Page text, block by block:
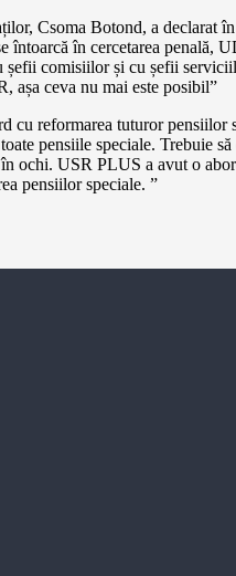
Csoma Botond, a declarat
întoarcă în cercetarea
comisiilor și cu șefii
așa ceva nu mai este posibil”
cu reformarea tuturor
pensiile speciale. Trebuie
ochi. USR PLUS a avut o
pensiilor speciale. ”